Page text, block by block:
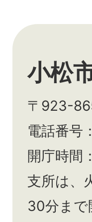
小松
〒923-
電話番号
開庁時間
支所は、
30分まで